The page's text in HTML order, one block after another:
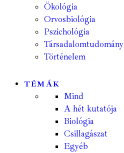
Ökológia
Orvosbiológia
Pszichológia
Társadalomtudomány
Történelem
TÉMÁK
Mind
A hét kutatója
Biológia
Csillagászat
Egyéb